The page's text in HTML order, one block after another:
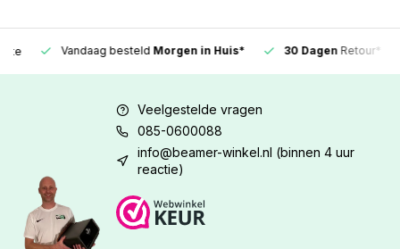
Vandaag besteldMorgen in Huis* 30 DagenRetour*
Veelgestelde vragen
085-0600088
info@beamer-winkel.nl (binnen 4 uur
reactie)